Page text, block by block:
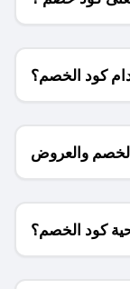
كود الخصم؟
والعروض
للمتاجر؟
كود الخصم؟